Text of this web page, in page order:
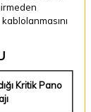
Kritik Pano